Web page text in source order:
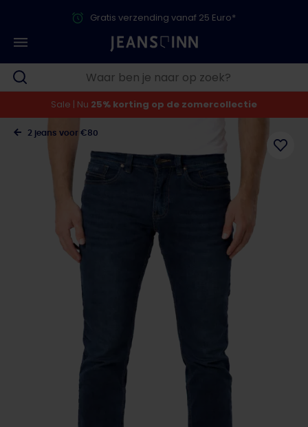
Gratis verzending vanaf 25 Euro*
Sale | Nu 25% korting op de zomercollectie
2 jeans voor €80